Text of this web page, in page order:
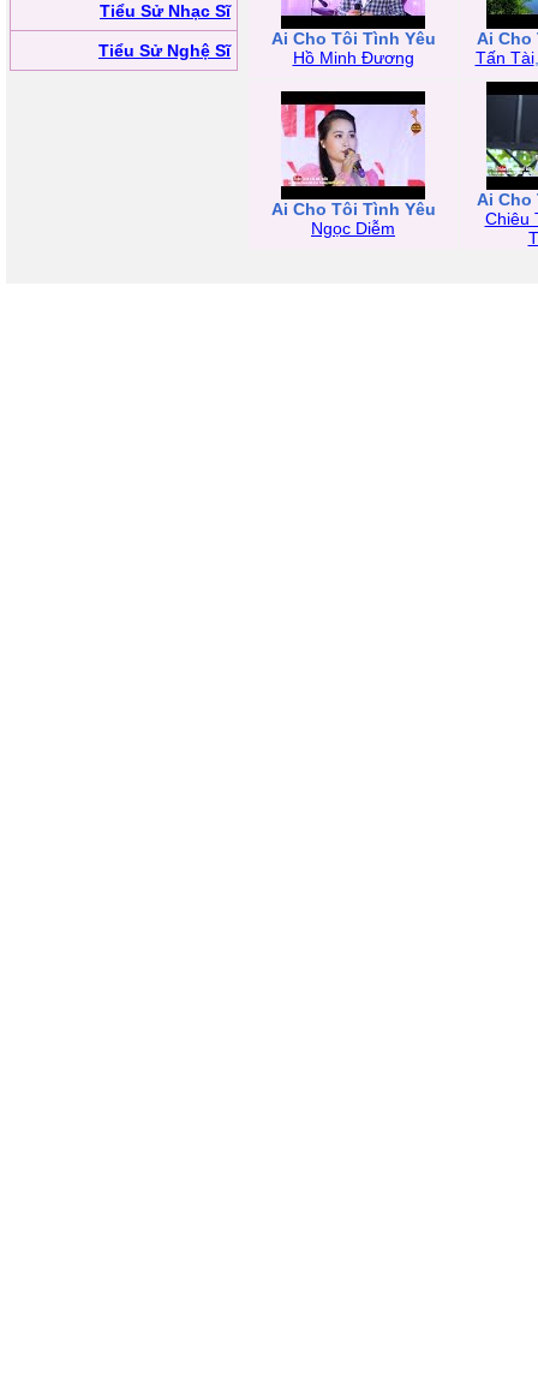
Tiểu Sử Nhạc Sĩ
Tiểu Sử Nghệ Sĩ
Ai Cho Tôi Tình Yêu
Hồ Minh Đương
Ai Cho
Tấn Tài
Ai Cho Tôi Tình Yêu
Ngọc Diễm
Ai Cho
Chiêu